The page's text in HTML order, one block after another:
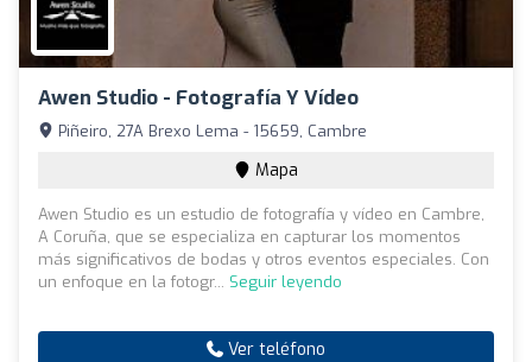
Awen Studio - Fotografía Y Vídeo
Piñeiro, 27A Brexo Lema - 15659, Cambre
Mapa
Awen Studio es un estudio de fotografía y vídeo en Cambre,
A Coruña, que se especializa en capturar los momentos
más significativos de bodas y otros eventos especiales. Con
un enfoque en la fotogr... Seguir leyendo
Ver teléfono